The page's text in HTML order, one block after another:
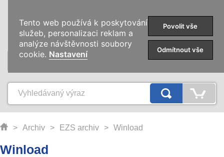
KATEGORIE
> Archiv > EZS archiv > Winload
Winload
Tento web používá k poskytování
služeb, personalizaci reklam a
analýze návštěvnosti soubory
cookie. Nastavení
Povolit vše
Odmítnout vše